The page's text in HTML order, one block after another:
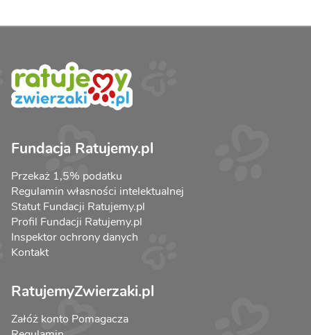
Fundacja Ratujemy.pl
Przekaż 1,5% podatku
Regulamin własności intelektualnej
Statut Fundacji Ratujemy.pl
Profil Fundacji Ratujemy.pl
Inspektor ochrony danych
Kontakt
RatujemyZwierzaki.pl
Załóż konto Pomagacza